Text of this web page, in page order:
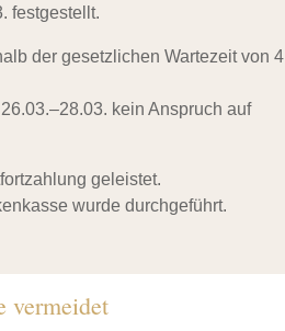
festgestellt.
der gesetzlichen Wartezeit von 4
kein Anspruch auf
geleistet.
wurde durchgeführt.
vermeidet